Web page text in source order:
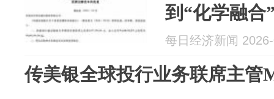
到“化学融合
每日经济新闻
传美银全球投行业务联席主管